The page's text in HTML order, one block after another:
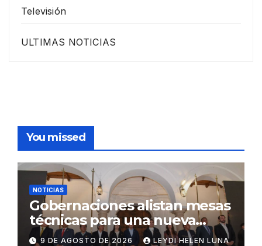
Televisión
ULTIMAS NOTICIAS
You missed
NOTICIAS
Gobernaciones alistan mesas
técnicas para una nueva
distribución tributaria
9 DE AGOSTO DE 2026 LEYDI HELEN LUNA